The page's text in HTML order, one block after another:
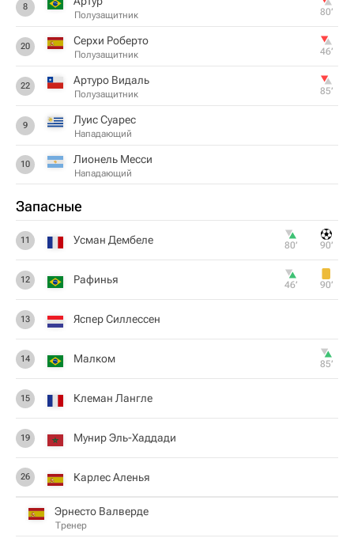
8
Полузащитник 80‎’‎
20 Серхи Роберто
Полузащитник 46‎’‎
22 Артуро Видаль
Полузащитник 85‎’‎
9 Луис Суарес
Нападающий
10 Лионель Месси
Нападающий
Запасные
11 Усман Дембеле 80‎’‎ 90‎’‎
12 Рафинья 46‎’‎ 90‎’‎
13 Яспер Силлессен
14 Малком 85‎’‎
15 Клеман Лангле
19 Мунир Эль-Хаддади
26 Карлес Аленья
Эрнесто Валверде
Тренер